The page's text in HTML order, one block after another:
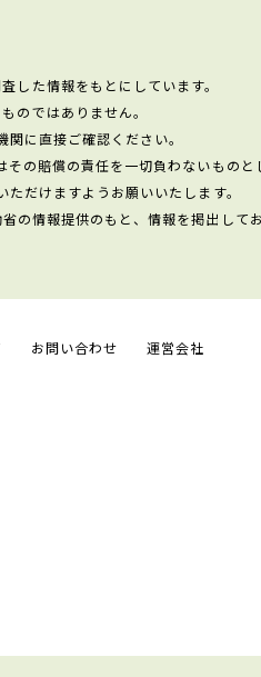
した情報をもとにしています。
のではありません。
に直接ご確認ください。
の賠償の責任を一切負わないものと
だけますようお願いいたします。
の情報提供のもと、情報を掲出してお
お問い合わせ 運営会社